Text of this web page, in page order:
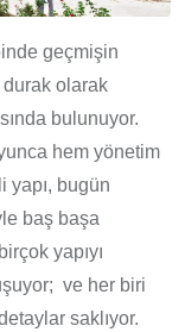
geçmişin
durak olarak
bulunuyor.
hem yönetim
yapı, bugün
baş başa
yapıyı
ve her biri
saklıyor.